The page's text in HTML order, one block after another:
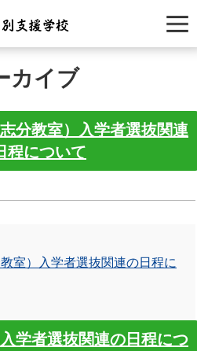
カイブ
分教室）入学者選抜関連
程について
室）入学者選抜関連の日程に
学者選抜関連の日程につ